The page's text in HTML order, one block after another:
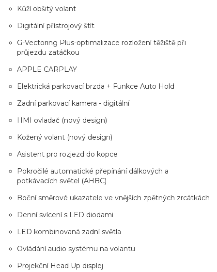
Kůží obšitý volant
Digitální přístrojový štít
G-Vectoring Plus-optimalizace rozložení těžiště při
průjezdu zatáčkou
APPLE CARPLAY
Elektrická parkovací brzda + Funkce Auto Hold
Zadní parkovací kamera - digitální
HMI ovladač (nový design)
Kožený volant (nový design)
Asistent pro rozjezd do kopce
Pokročilé automatické přepínání dálkových a
potkávacích světel (AHBC)
Boční směrové ukazatele ve vnějších zpětných zrcátkách
Denní svícení s LED diodami
LED kombinovaná zadní světla
Ovládání audio systému na volantu
Projekční Head Up displej